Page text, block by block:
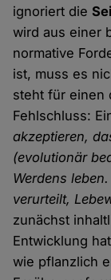
ignoriert die
wird aus einer
normative
ist, muss es
steht für einen
Fehlschluss:
akzeptieren,
(evolutionär
Werdens
verurteilt,
zunächst
Entwicklung
wie pflanzlich